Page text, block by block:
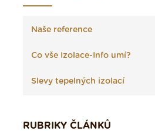
Naše reference
Co vše Izolace-Info umí?
Slevy tepelných izolací
RUBRIKY ČLÁNKŮ